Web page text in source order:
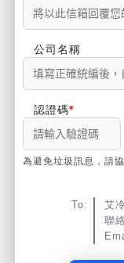
公司名稱
認證碼
為避免垃圾訊息，請
To:
艾
聯